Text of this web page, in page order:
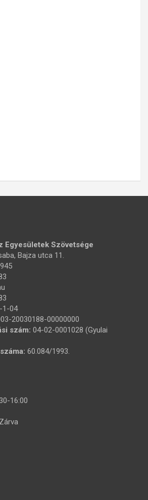
Egyesületek Szövetsége
Bajza utca 11.
1-04
20030188-00000000
szám: 04-02-0001028 (Gyulai
60.084/1993.
16:00
Zárva